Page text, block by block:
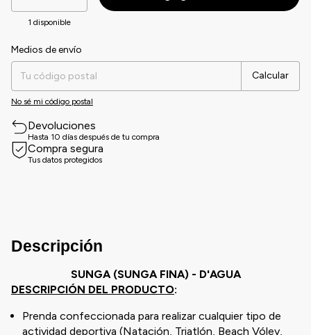
1 disponible
Entregas para el CP:
Medios de envío
Calcular
No sé mi código postal
Devoluciones
Hasta 10 días después de tu compra
Compra segura
Tus datos protegidos
Descripción
SUNGA (SUNGA FINA) - D'AGUA
DESCRIPCIÓN DEL PRODUCTO:
Prenda confeccionada para realizar cualquier tipo de
actividad deportiva (Natación, Triatlón, Beach Vóley,